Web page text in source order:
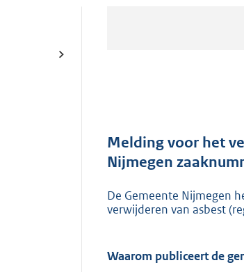
Melding voor het
Nijmegen
De Gemeente Nijmegen
verwijderen van asbest
Waarom publiceert de